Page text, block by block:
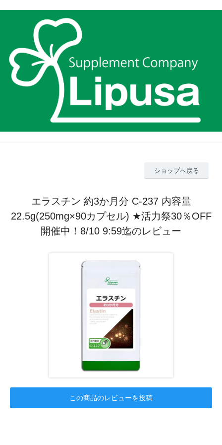
ショップへ戻る
エラスチン 約3か月分 C-237 内容量
22.5g(250mg×90カプセル) ★活力祭30％OFF
開催中！8/10 9:59迄のレビュー
この商品のレビューを投稿